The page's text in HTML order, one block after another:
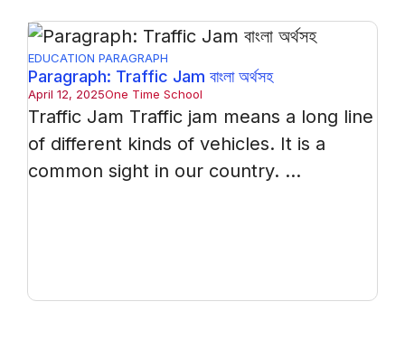
EDUCATION PARAGRAPH
Paragraph: Traffic Jam বাংলা অর্থসহ
April 12, 2025One Time School
Traffic Jam Traffic jam means a long line
of different kinds of vehicles. It is a
common sight in our country. ...